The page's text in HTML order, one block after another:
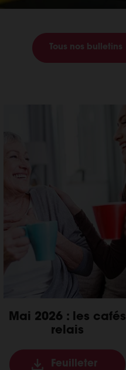
Tous nos bulletins
Mai 2026 : les cafés
relais
Feuilleter